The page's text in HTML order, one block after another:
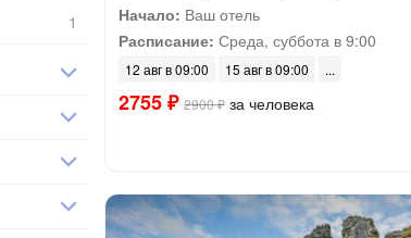
Начало: Ваш отель
Расписание: Среда, суббота в 9:00
12 авг в 09:00 15 авг в 09:00
2755 ₽ 2900 ₽ за человека